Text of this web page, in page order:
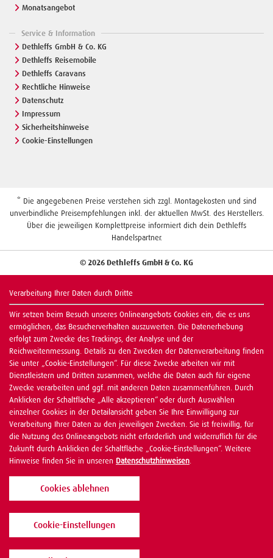
Monatsangebot
Service & Information
Dethleffs GmbH & Co. KG
Dethleffs Reisemobile
Dethleffs Caravans
Rechtliche Hinweise
Datenschutz
Impressum
Sicherheitshinweise
Cookie-Einstellungen
* Die angegebenen Preise verstehen sich zzgl. Montagekosten und sind
unverbindliche Preisempfehlungen inkl. der aktuellen MwSt. des Herstellers.
Über die jeweiligen Komplettpreise informiert dich dein Dethleffs
Handelspartner.
© 2026 Dethleffs GmbH & Co. KG
Verarbeitung Ihrer Daten durch Dritte
Wir setzen beim Besuch unseres Onlineangebots Cookies ein, die es uns
ermöglichen, das Besucherverhalten auszuwerten. Die Datenerhebung
erfolgt zum Zwecke des Trackings, der Analyse und der
Reichweitenmessung. Details zu den Zwecken der Datenverarbeitung finden
Sie unter „Cookie-Einstellungen“. Für diese Zwecke arbeiten wir mit
Dienstleistern und Dritten zusammen, welche die Daten auch für eigene
Zwecke verarbeiten und ggf. mit anderen Daten zusammenführen. Durch
Anklicken der Schaltfläche „Alle akzeptieren“ oder durch Auswählen
einzelner Cookies in der Detailansicht geben Sie Ihre Einwilligung zur
Verarbeitung Ihrer Daten zu den jeweiligen Zwecken. Sie ist freiwillig, für
die Nutzung des Onlineangebots nicht erforderlich und widerruflich für die
Zukunft durch Anklicken der Schaltfläche „Cookie-Einstellungen“. Weitere
Hinweise finden Sie in unseren Datenschutzhinweisen.
Cookies ablehnen
Cookie-Einstellungen